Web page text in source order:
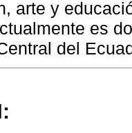
arte y
es
del